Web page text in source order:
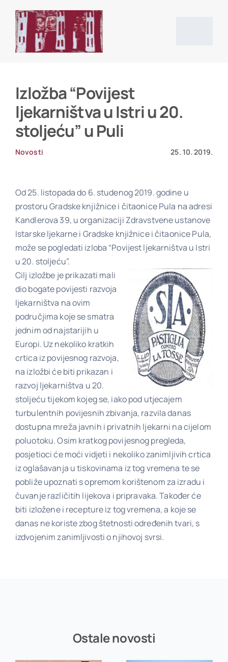
content
Vijesti
Projekti
Povijesni izvori i literatura
Izložba “Povijest
ljekarništva u Istri u 20.
stoljeću” u Puli
Novosti 25. 10. 2019.
Od 25. listopada do 6. studenog 2019. godine u
prostoru Gradske knjižnice i čitaonice Pula na adresi
Kandlerova 39, u organizaciji Zdravstvene ustanove
Istarske ljekarne i Gradske knjižnice i čitaonice Pula,
može se pogledati izloba “Povijest ljekarništva u Istri
u 20. stoljeću”.
Cilj izložbe je prikazati mali
dio bogate povijesti razvoja
ljekarništva na ovim
područjima koje se smatra
jednim od najstarijih u
Europi. Uz nekoliko kratkih
crtica iz povijesnog razvoja,
na izložbi će biti prikazan i
razvoj ljekarništva u 20.
stoljeću tijekom kojeg se, iako pod utjecajem
turbulentnih povijesnih zbivanja, razvila danas
dostupna mreža javnih i privatnih ljekarni na cijelom
poluotoku. Osim kratkog povijesnog pregleda,
posjetioci će moći vidjeti i nekoliko zanimljivih crtica
iz oglašavanja u tiskovinama iz tog vremena te se
pobliže upoznati s opremom korištenom za izradu i
čuvanje različitih lijekova i pripravaka. Također će
biti izložene i recepture iz tog vremena, a koje se
danas ne koriste zbog štetnosti određenih tvari, s
izdvojenim zanimljivosti o njihovoj svrsi.
Ostale novosti